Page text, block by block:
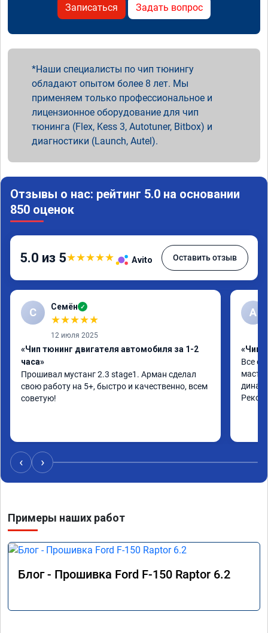
Записаться Задать вопрос
Наши специалисты по чип тюнингу
обладают опытом более 8 лет. Мы
применяем только профессиональное и
лицензионное оборудование для чип
тюнинга (Flex, Kess 3, Autotuner, Bitbox) и
диагностики (Launch, Autel).
Отзывы о нас: рейтинг 5.0 на основании
850 оценок
5.0 из 5★★★★★ Avito Оставить отзыв
С Семён ✓
★★★★★
12 июля 2025
«Чип тюнинг двигателя автомобиля за 1-2
часа»
Прошивал мустанг 2.3 stage1. Арман сделал
свою работу на 5+, быстро и качественно, всем
советую!
А
«Чип
Все
‹ ›
Примеры наших работ
Блог - Прошивка Ford F-150 Raptor 6.2